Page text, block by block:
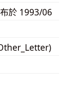
於 1993/06